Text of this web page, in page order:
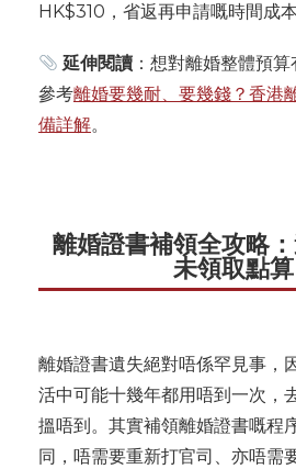
HK$310，省返再申請嘅時間成本
延伸閱讀 ：想對離婚整體預
參考離婚要幾耐、要幾錢？香港
備詳解。
離婚證書補領全攻略：
未領取點算
離婚證書遺失絕對唔係罕見事，
活中可能十幾年都用唔到一次，
搵唔到。其實補領離婚證書嘅程
同，唔需要重新打官司、亦唔需